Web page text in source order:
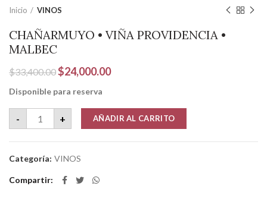
Inicio VINOS
CHAÑARMUYO • VIÑA PROVIDENCIA •
MALBEC
$33,400.00 El
original
era:
$33,400.00.
$24,000.00El
es:
$24,000.00.
Disponible para reserva
-
CHAÑARMUYO • VIÑA PROVIDENCIA • MALBEC cantidad
+ AÑADIR AL CARRITO
Categoría: VINOS
Compartir